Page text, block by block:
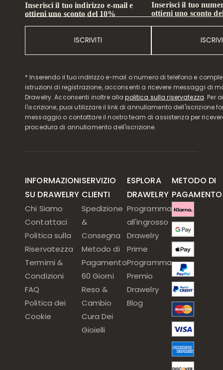
Inserisci il tuo indirizzo e-mail e
ottieni uno sconto del 10%
ISCRIVITI
Inserisci il tuo
ottieni uno sconto
* Inserendo il tuo indirizzo e-mail o numero di telefono e
istruzioni di registrazione, acconsenti a ricevere messaggi di
Drawelry. Acconsenti inoltre allapolitica sulla riservatezza. Per
l'iscrizione, puoi utilizzare il link di annullamento dell'iscrizione
messaggio o contattare il nostro team di assistenza per
procedura di annullamento dell'iscrizione.
INFORMAZIONI
SU DRAWELRY
Chi Siamo
Contattaci
Politica sulla
Riservatezza
Termimi &
Condizioni
FAQ
Politica dei
Cookie
SERVIZIO
CLIENTI
Spedizione
&
Consegna
Metodo di
Pagamento
60 Giorni
Reso &
Cambio
Cura Dei
Gioielli
ESPLORA
DRAWELRY
Programma
all'ingrosso
Drawelry
Prime
Programma
Premio
Drawelry
Blog
METODO DI
PAGAMENTO